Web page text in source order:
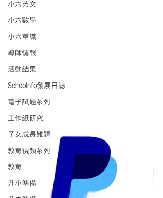
小六英文
小六數學
小六常識
導師情報
活動結果
Schoolnfo發展日誌
電子試題系列
工作紙研究
子女成長難題
教育視頻系列
教育
升小準備